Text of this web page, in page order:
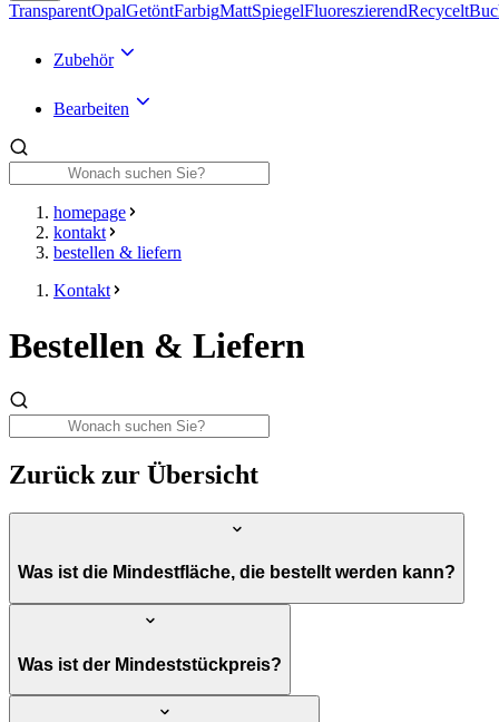
TransparentOpalGetöntFarbigMattSpiegelFluoreszierendRecycelt
Zubehör
Bearbeiten
homepage
kontakt
bestellen & liefern
Kontakt
Bestellen & Liefern
Zurück zur Übersicht
Was ist die Mindestfläche, die bestellt werden kann?
Was ist der Mindeststückpreis?